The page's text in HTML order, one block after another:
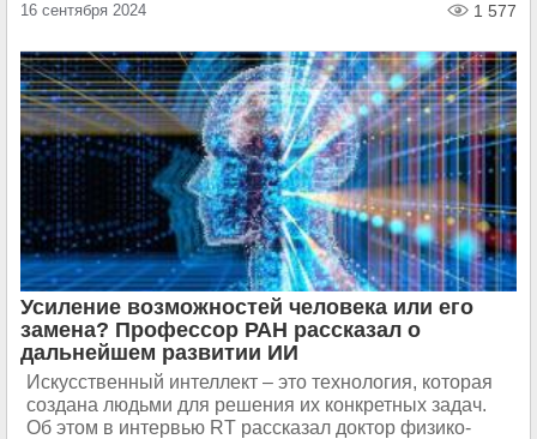
16 сентября 2024 1 577
Усиление возможностей человека или его
замена? Профессор РАН рассказал о
дальнейшем развитии ИИ
Искусственный интеллект – это технология, которая
создана людьми для решения их конкретных задач.
Об этом в интервью RT рассказал доктор физико-